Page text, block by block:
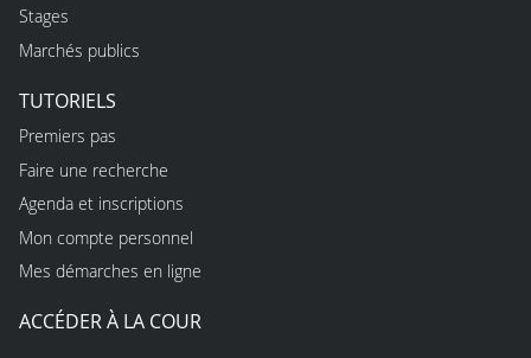
Stages
Marchés publics
TUTORIELS
Premiers pas
Faire une recherche
Agenda et inscriptions
Mon compte personnel
Mes démarches en ligne
ACCÉDER À LA COUR